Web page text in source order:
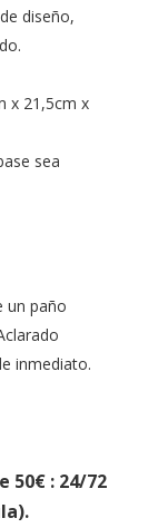
diseño,
x 21,5cm x
sea
un paño
inmediato.
50€ : 24/72